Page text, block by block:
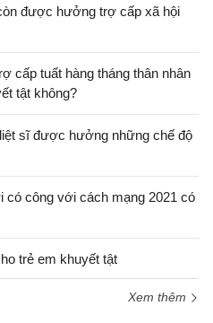
được hưởng trợ cấp xã hội
cấp tuất hàng tháng thân nhân
tật không?
sĩ được hưởng những chế độ
có công với cách mạng 2021 có
trẻ em khuyết tật
Xem thêm